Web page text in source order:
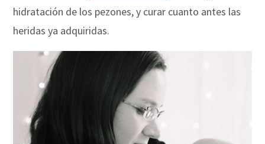
hidratación de los pezones, y curar cuanto antes las
heridas ya adquiridas.